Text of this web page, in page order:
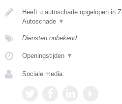
Heeft u autoschade opgelopen in
Autoschade ▼
Diensten onbekend
Openingstijden ▼
Sociale media: